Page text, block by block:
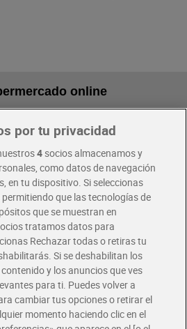
online
superiores a 100€
o Uber Eats
exclusivas.
por tu privacidad
4socios almacenamos y
como datos de navegación
en tu dispositivo. Si seleccionas
que las tecnologías de
que se muestran en
tratamos datos para
Rechazar todas o retiras tu
Si se deshabilitan los
y los anuncios que ves
para ti. Puedes volver a
cambiar tus opciones o retirar el
momento haciendo clic en el